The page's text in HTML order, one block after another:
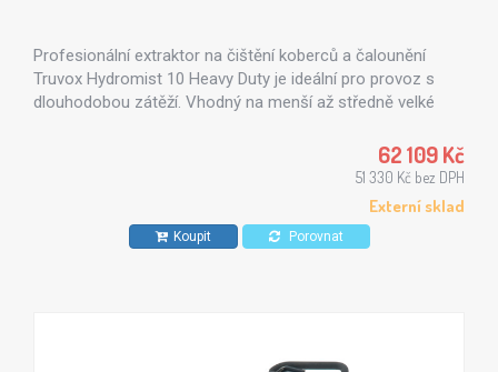
Profesionální extraktor na čištění koberců a čalounění
Truvox Hydromist 10 Heavy Duty je ideální pro provoz s
dlouhodobou zátěží. Vhodný na menší až středně velké
62 109 Kč
51 330 Kč bez DPH
Externí sklad
Koupit Porovnat